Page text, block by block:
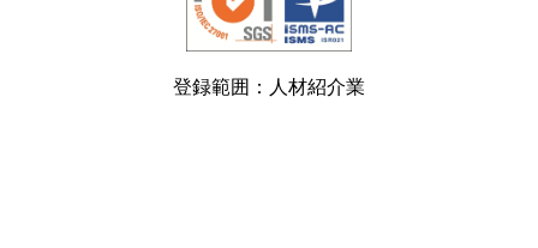
登録範囲：人材紹介業